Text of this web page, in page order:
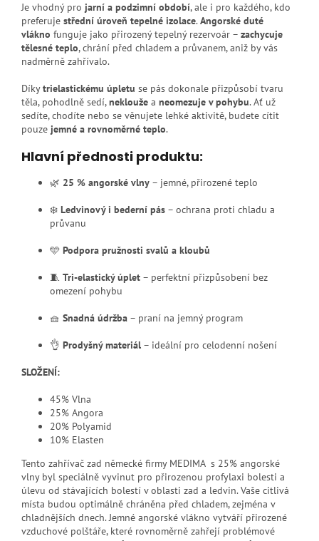
Je vhodný pro jarní a podzimní období, ale i pro každého, kdo
preferuje střední úroveň tepelné izolace.Angorské duté
vlákno funguje jako přirozený tepelný rezervoár – zachycuje
tělesné teplo, chrání před chladem a průvanem, aniž by vás
nadměrně zahřívalo.
Díkytrielastickému úpletu se pás dokonale přizpůsobí tvaru
těla, pohodlně sedí,neklouže a neomezuje v pohybu. Ať už
sedíte, chodíte nebo se věnujete lehké aktivitě, budete cítit
pouze jemné a rovnoměrné teplo.
Hlavní přednosti produktu:
🌿 25 % angorské vlny – jemné, přirozené teplo
❄️ Ledvinový i bederní pás – ochrana proti chladu a
průvanu
🩵 Podpora pružnosti svalů a kloubů
🧵 Tri-elastický úplet – perfektní přizpůsobení bez
omezení pohybu
🧺 Snadná údržba – praní na jemný program
👌 Prodyšný materiál – ideální pro celodenní nošení
SLOŽENÍ:
45% Vlna
25% Angora
20% Polyamid
10% Elasten
Tento zahřívač zad německé firmy MEDIMA s 25% angorské
vlny byl speciálně vyvinut pro přirozenou profylaxi bolesti a
úlevu od stávajících bolestí v oblasti zad a ledvin.Vaše citlivá
místa budou optimálně chráněna před chladem, zejména v
chladnějších dnech. Jemné angorské vlákno vytváří přirozené
vzduchové polštáře, které rovnoměrně zahřejí problémové